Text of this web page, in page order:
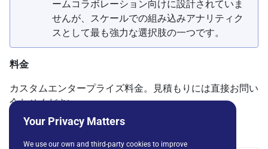
ームコラボレーション向けに設計されていま
せんが、スケールでの組み込みアナリティク
スとして最も強力な選択肢の一つです。
料金
カスタムエンタープライズ料金。見積もりには直接お問い
合わせください。
Qlik Sense
Your Privacy Matters
We use our own and third-party cookies to improve